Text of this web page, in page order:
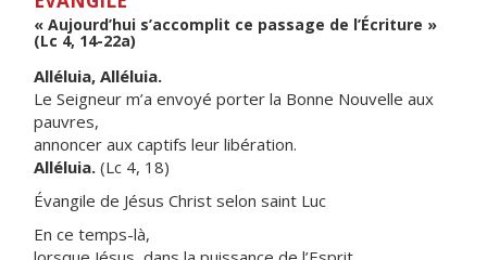
« Aujourd’hui s’accomplit ce passage de l’Écriture »
(Lc 4, 14-22a)
Alléluia, Alléluia.
Le Seigneur m’a envoyé porter la Bonne Nouvelle aux
pauvres,
annoncer aux captifs leur libération.
Alléluia. (Lc 4, 18)
Évangile de Jésus Christ selon saint Luc
En ce temps-là,